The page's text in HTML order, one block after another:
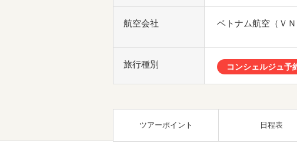
航空会社 ベトナム航空（Ｖ
旅行種別 コンシェルジュ予
ツアーポイント 日程表